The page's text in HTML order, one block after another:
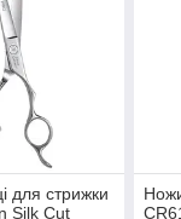
для стрижки
Silk Cut